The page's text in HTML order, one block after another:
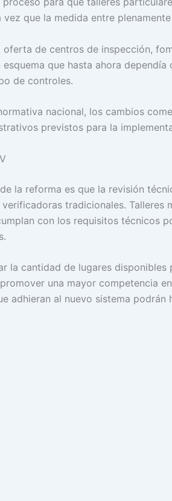
que la medida entre
oferta de centros de inspección,
que hasta ahora dependía
de controles.
nacional, los cambios
previstos para la
la reforma es que la revisión
tradicionales. Talleres
con los requisitos técnicos
la cantidad de lugares disponibles
una mayor competencia
adhieran al nuevo sistema